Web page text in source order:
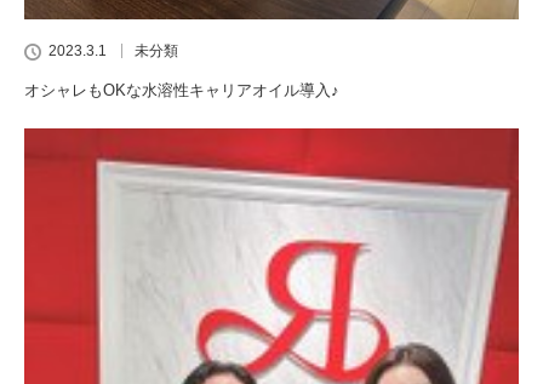
2023.3.1 未分類
オシャレもOKな水溶性キャリアオイル導入♪